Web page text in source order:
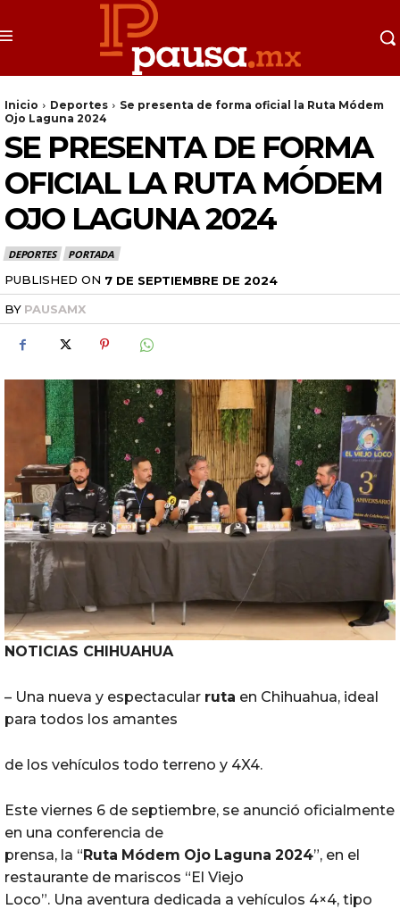
Inicio Deportes
Se presenta de forma oficial la Ruta Módem
Ojo Laguna 2024
SE PRESENTA DE FORMA
OFICIAL LA RUTA MÓDEM
OJO LAGUNA 2024
DEPORTES PORTADA
PUBLISHED ON 7 DE SEPTIEMBRE DE 2024
BY PAUSAMX
NOTICIAS CHIHUAHUA
– Una nueva y espectacular ruta en Chihuahua, ideal
para todos los amantes
de los vehículos todo terreno y 4X4.
Este viernes 6 de septiembre, se anunció oficialmente
en una conferencia de
prensa, la “Ruta Módem Ojo Laguna 2024”, en el
restaurante de mariscos “El Viejo
Loco”. Una aventura dedicada a vehículos 4×4, tipo